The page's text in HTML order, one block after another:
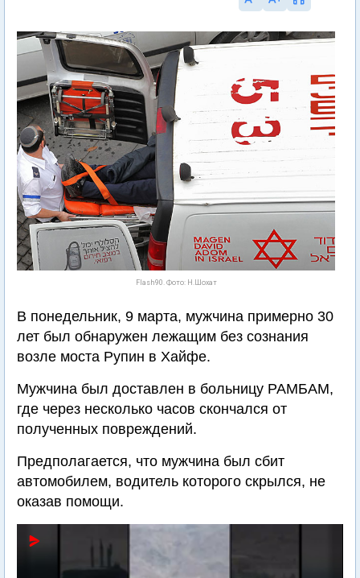
Flash90. Фото: Н.Шохат
В понедельник, 9 марта, мужчина примерно 30
лет был обнаружен лежащим без сознания
возле моста Рупин в Хайфе.
Мужчина был доставлен в больницу РАМБАМ,
где через несколько часов скончался от
полученных повреждений.
Предполагается, что мужчина был сбит
автомобилем, водитель которого скрылся, не
оказав помощи.